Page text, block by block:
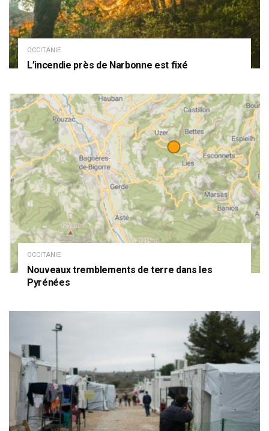
OCCITANIE
L’incendie près de Narbonne est fixé
OCCITANIE
Nouveaux tremblements de terre dans les
Pyrénées